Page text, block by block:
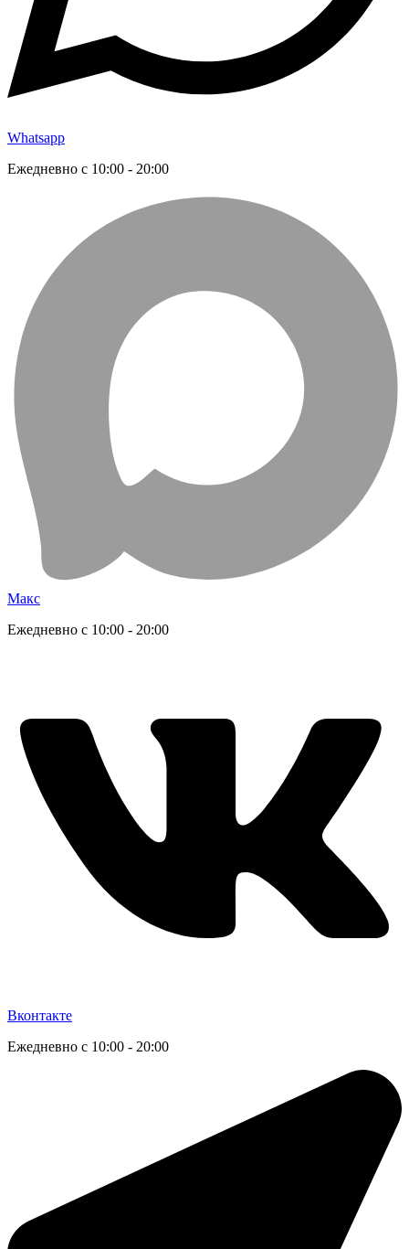
Whatsapp
Ежедневно с 10:00 - 20:00
Макс
Ежедневно с 10:00 - 20:00
Вконтакте
Ежедневно с 10:00 - 20:00